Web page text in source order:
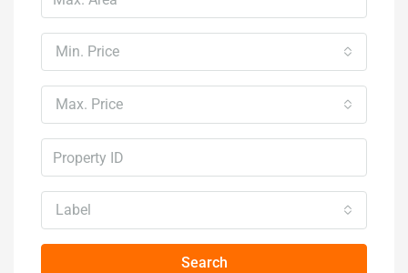
Min. Price
Max. Price
Label
Search